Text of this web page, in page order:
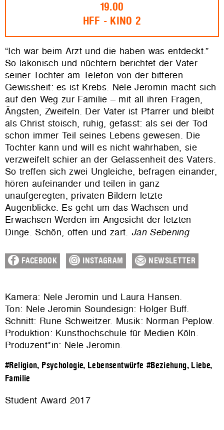
19.00
HFF - KINO 2
“Ich war beim Arzt und die haben was entdeckt.”
So lakonisch und nüchtern berichtet der Vater
seiner Tochter am Telefon von der bitteren
Gewissheit: es ist Krebs. Nele Jeromin macht sich
auf den Weg zur Familie – mit all ihren Fragen,
Ängsten, Zweifeln. Der Vater ist Pfarrer und bleibt
als Christ stoisch, ruhig, gefasst: als sei der Tod
schon immer Teil seines Lebens gewesen. Die
Tochter kann und will es nicht wahrhaben, sie
verzweifelt schier an der Gelassenheit des Vaters.
So treffen sich zwei Ungleiche, befragen einander,
hören aufeinander und teilen in ganz
unaufgeregten, privaten Bildern letzte
Augenblicke. Es geht um das Wachsen und
Erwachsen Werden im Angesicht der letzten
Dinge. Schön, offen und zart. Jan Sebening
FACEBOOK INSTAGRAM NEWSLETTER
Kamera: Nele Jeromin und Laura Hansen.
Ton: Nele Jeromin Soundesign: Holger Buff.
Schnitt: Rune Schweitzer. Musik: Norman Peplow.
Produktion: Kunsthochschule für Medien Köln.
Produzent*in: Nele Jeromin.
#Religion, Psychologie, Lebensentwürfe #Beziehung, Liebe,
Familie
Student Award 2017